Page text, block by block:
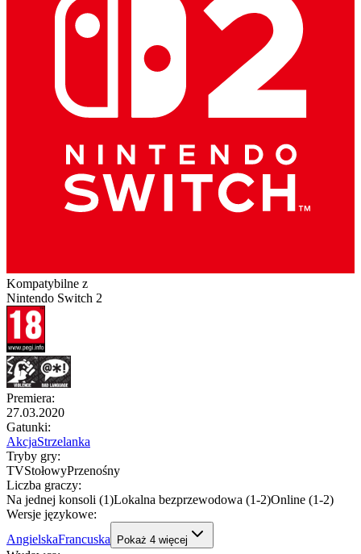
Kompatybilne z
Nintendo Switch 2
Premiera:
27.03.2020
Gatunki:
AkcjaStrzelanka
Tryby gry:
TVStołowyPrzenośny
Liczba graczy:
Na jednej konsoli (1)Lokalna bezprzewodowa (1-2)Online (1-2)
Wersje językowe:
AngielskaFrancuska Pokaż 4 więcej